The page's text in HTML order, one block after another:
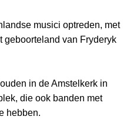
musici optreden, met
geboorteland van Fryderyk
in de Amstelkerk in
die ook banden met
hebben.